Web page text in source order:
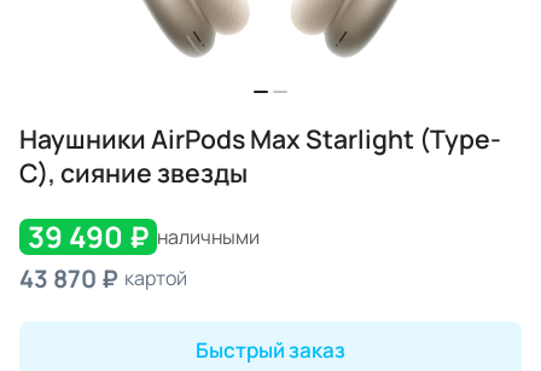
Наушники AirPods Max Starlight (Type-
C), сияние звезды
39 490 ₽ наличными
43 870 ₽ картой
Быстрый заказ